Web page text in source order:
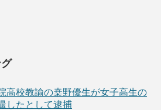
高校教諭の桒野優生が女子高生の
したとして逮捕